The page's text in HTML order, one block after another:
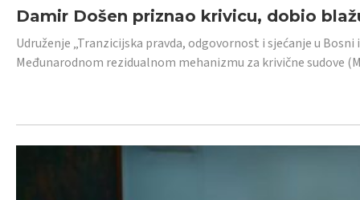
Damir Došen priznao krivicu, dobio
Udruženje „Tranzicijska pravda, odgovornost i sjećanje u
Međunarodnom rezidualnom mehanizmu za krivične sudove